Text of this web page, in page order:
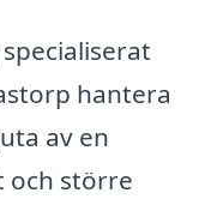
hantera
av en
och större